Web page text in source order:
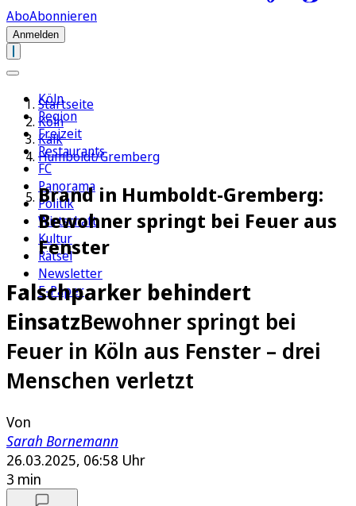
AboAbonnieren
Anmelden
Köln
Region
Freizeit
Restaurants
FC
Panorama
Politik
Wirtschaft
Kultur
Rätsel
Newsletter
E-Paper
Startseite
Köln
Kalk
Humboldt/Gremberg
Brand in Humboldt-Gremberg:
Bewohner springt bei Feuer aus
Fenster
Falschparker behindert
EinsatzBewohner springt bei
Feuer in Köln aus Fenster – drei
Menschen verletzt
Von
Sarah Bornemann
26.03.2025, 06:58 Uhr
3 min